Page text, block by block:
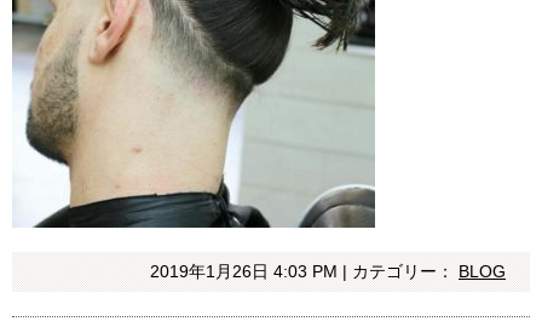
2019年1月26日 4:03 PM | カテゴリー：BLOG